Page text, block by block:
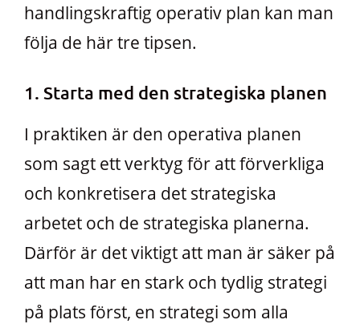
handlingskraftig operativ plan kan man
följa de här tre tipsen.
1. Starta med den strategiska planen
I praktiken är den operativa planen
som sagt ett verktyg för att förverkliga
och konkretisera det strategiska
arbetet och de strategiska planerna.
Därför är det viktigt att man är säker på
att man har en stark och tydlig strategi
på plats först, en strategi som alla